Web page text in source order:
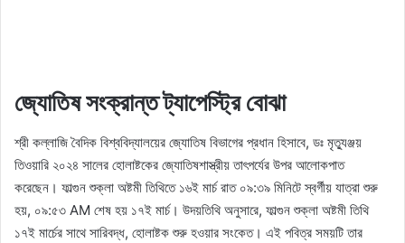
জ্যোতিষ সংক্রান্ত ট্যাপেস্ট্রি বোঝা
শ্রী কল্লাজি বৈদিক বিশ্ববিদ্যালয়ের জ্যোতিষ বিভাগের প্রধান হিসাবে, ডঃ মৃত্যুঞ্জয়
তিওয়ারি ২০২৪ সালের হোলাষ্টকের জ্যোতিষশাস্ত্রীয় তাৎপর্যের উপর আলোকপাত
করেছেন। ফাল্গুন শুক্লা অষ্টমী তিথিতে ১৬ই মার্চ রাত ০৯:৩৯ মিনিটে স্বর্গীয় যাত্রা শুরু
হয়, ০৯:৫৩ AM শেষ হয় ১৭ই মার্চ। উদয়তিথি অনুসারে, ফাল্গুন শুক্লা অষ্টমী তিথি
১৭ই মার্চের সাথে সারিবদ্ধ, হোলাষ্টক শুরু হওয়ার সংকেত। এই পবিত্র সময়টি তার